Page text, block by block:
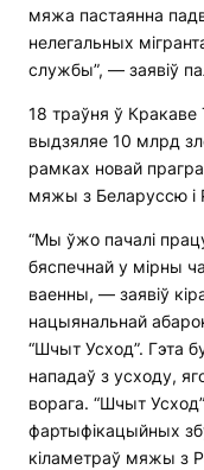
мяжа пастаянна
нелегальных
службы”, — заявіў
18 траўня ў Кракаве
выдзяляе 10 млрд
рамках новай
мяжы з Беларуссю і
“Мы ўжо пачалі
бяспечнай у мірны
ваенны, — заявіў
нацыянальнай
“Шчыт Усход”. Гэта
нападаў з усходу,
ворага. “Шчыт
фартыфікацыйных
кіламетраў мяжы з